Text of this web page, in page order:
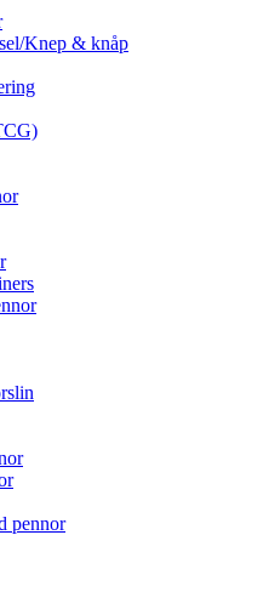
Knep & knåp
pennor